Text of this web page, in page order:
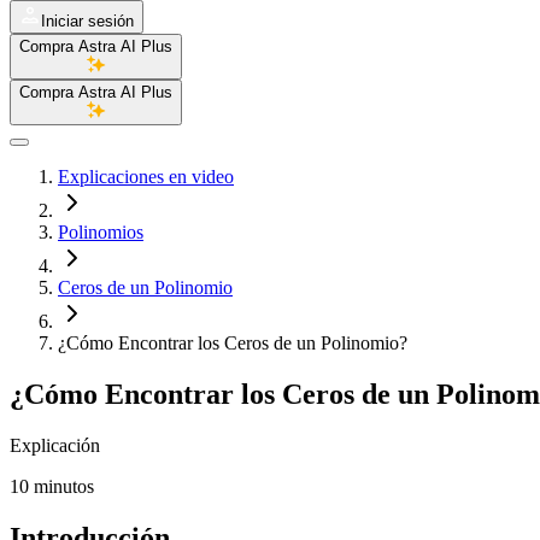
Iniciar sesión
Compra Astra AI Plus
Compra Astra AI Plus
Explicaciones en video
Polinomios
Ceros de un Polinomio
¿Cómo Encontrar los Ceros de un Polinomio?
¿Cómo Encontrar los Ceros de un
Explicación
10 minutos